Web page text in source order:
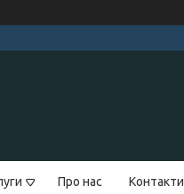
Про нас Контакти